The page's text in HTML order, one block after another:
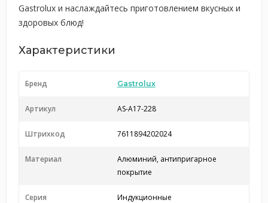
Gastrolux и наслаждайтесь приготовлением вкусных и
здоровых блюд!
Характеристики
Бренд Gastrolux
Артикул AS-A17-228
Штрихкод 7611894202024
Материал
Алюминий, антипригарное
покрытие
Серия Индукционные